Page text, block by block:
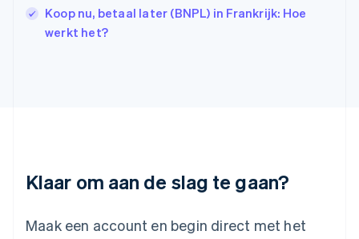
Koop nu, betaal later (BNPL) in Frankrijk: Hoe
werkt het?
Klaar om aan de slag te gaan?
Maak een account en begin direct met het
日本語 English
Kroatië
FrançaisDeutschEnglish
English
Malta